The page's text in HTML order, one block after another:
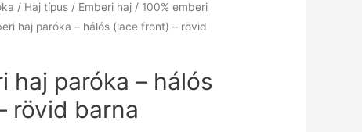
/ Haj típus / Emberi haj / 100% emberi
haj paróka – hálós (lace front) – rövid
haj paróka – hálós
rövid barna